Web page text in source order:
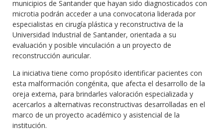
municipios de Santander que hayan sido diagnosticados con
microtia podrán acceder a una convocatoria liderada por
especialistas en cirugía plástica y reconstructiva de la
Universidad Industrial de Santander, orientada a su
evaluación y posible vinculación a un proyecto de
reconstrucción auricular.
La iniciativa tiene como propósito identificar pacientes con
esta malformación congénita, que afecta el desarrollo de la
oreja externa, para brindarles valoración especializada y
acercarlos a alternativas reconstructivas desarrolladas en el
marco de un proyecto académico y asistencial de la
institución.